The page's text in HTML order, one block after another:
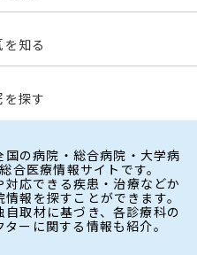
を知る
を探す
の病院・総合病院・大学病
合医療情報サイトです。
応できる疾患・治療などか
報を探すことができます。
取材に基づき、各診療科の
ーに関する情報も紹介。